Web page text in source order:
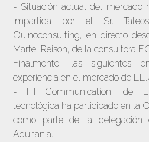
- Situación actual del mercado
impartida por el Sr.
Ouinoconsulting, en directo
Martel Reison, de la consultora
Finalmente, las siguientes
experiencia en el mercado de
- ITI Communication, de
tecnológica ha participado en la
como parte de la
Aquitania.